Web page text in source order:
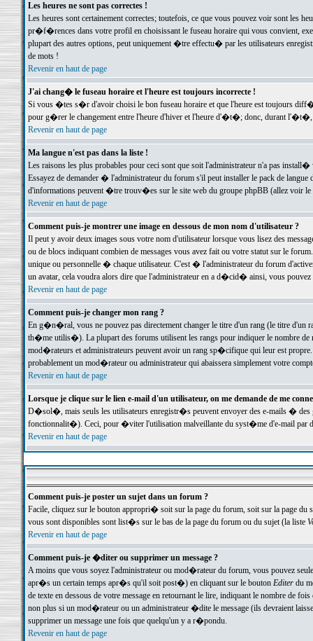
Les heures ne sont pas correctes !
Les heures sont certainement correctes; toutefois, ce que vous pouvez voir sont
pr�f�rences dans votre profil en choisissant le fuseau horaire qui vous convient,
plupart des autres options, peut uniquement �tre effectu� par les utilisateurs
de mots !
Revenir en haut de page
J'ai chang� le fuseau horaire et l'heure est toujours incorrecte !
Si vous �tes s�r d'avoir choisi le bon fuseau horaire et que l'heure est toujours
pour g�rer le changement entre l'heure d'hiver et l'heure d'�t�; donc, durant
Revenir en haut de page
Ma langue n'est pas dans la liste !
Les raisons les plus probables pour ceci sont que soit l'administrateur n'a pas
Essayez de demander � l'administrateur du forum s'il peut installer le pack de
d'informations peuvent �tre trouv�es sur le site web du groupe phpBB (allez voir le
Revenir en haut de page
Comment puis-je montrer une image en dessous de mon nom d'utilisateur ?
Il peut y avoir deux images sous votre nom d'utilisateur lorsque vous lisez des
ou de blocs indiquant combien de messages vous avez fait ou votre statut sur le
unique ou personnelle � chaque utilisateur. C'est � l'administrateur du forum
un avatar, cela voudra alors dire que l'administrateur en a d�cid� ainsi, vous
Revenir en haut de page
Comment puis-je changer mon rang ?
En g�n�ral, vous ne pouvez pas directement changer le titre d'un rang (le titre d'un
th�me utilis�). La plupart des forums utilisent les rangs pour indiquer le nombre de
mod�rateurs et administrateurs peuvent avoir un rang sp�cifique qui leur est
probablement un mod�rateur ou administrateur qui abaissera simplement votre
Revenir en haut de page
Lorsque je clique sur le lien e-mail d'un utilisateur, on me demande de me
D�sol�, mais seuls les utilisateurs enregistr�s peuvent envoyer des e-mails �
fonctionnalit�). Ceci, pour �viter l'utilisation malveillante du syst�me d'e-mail par
Revenir en haut de page
Comment puis-je poster un sujet dans un forum ?
Facile, cliquez sur le bouton appropri� soit sur la page du forum, soit sur la page du
vous sont disponibles sont list�s sur le bas de la page du forum ou du sujet (la liste
Revenir en haut de page
Comment puis-je �diter ou supprimer un message ?
A moins que vous soyez l'administrateur ou mod�rateur du forum, vous pouvez
apr�s un certain temps apr�s qu'il soit post�) en cliquant sur le bouton Editerdu
de texte en dessous de votre message en retournant le lire, indiquant le nombre
non plus si un mod�rateur ou un administrateur �dite le message (ils devraient
supprimer un message une fois que quelqu'un y a r�pondu.
Revenir en haut de page